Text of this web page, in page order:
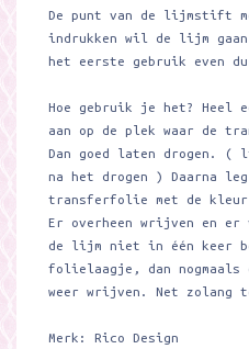
De punt van de lijmstift
indrukken wil de lijm
het eerste gebruik even
Hoe gebruik je het? Heel
aan op de plek waar de
Dan goed laten drogen.
na het drogen ) Daarna
transferfolie met de kleur
Er overheen wrijven en
de lijm niet in één keer
folielaagje, dan
weer wrijven. Net
Merk: Rico Design